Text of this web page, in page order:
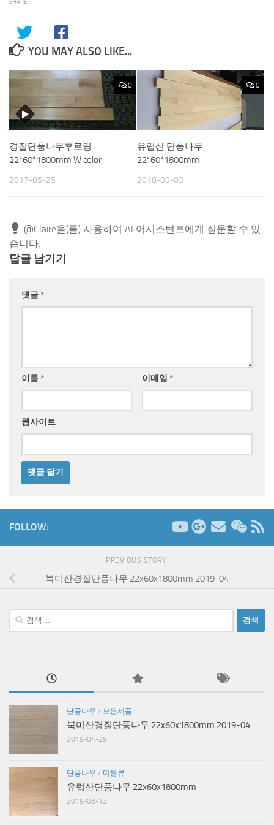
YOU MAY ALSO LIKE...
0
경질단풍나무후로링
22*60*1800mm W color
2017-05-25
0
유럽산 단풍나무
22*60*1800mm
2018-09-03
@Claire을(를) 사용하여 AI 어시스턴트에게 질문할 수 있
습니다.
답글 남기기
댓글*
이름* 이메일 *
웹사이트
FOLLOW:
PREVIOUS STORY
북미산경질단풍나무 22x60x1800mm 2019-04
검
색:
단풍나무 / 모든제품
북미산경질단풍나무 22x60x1800mm 2019-04
2019-04-29
단풍나무 / 미분류
유럽산단풍나무 22x60x1800mm
2019-03-12